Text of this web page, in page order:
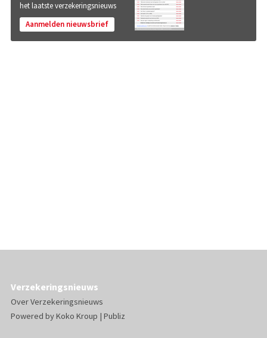
het laatste verzekeringsnieuws
Aanmelden nieuwsbrief
Verzekeringsnieuws
Over Verzekeringsnieuws
Powered byKoko Kroup | Publiz